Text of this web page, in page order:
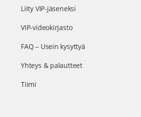
Liity VIP-jäseneksi
VIP-videokirjasto
FAQ – Usein kysyttyä
Yhteys & palautteet
Tiimi